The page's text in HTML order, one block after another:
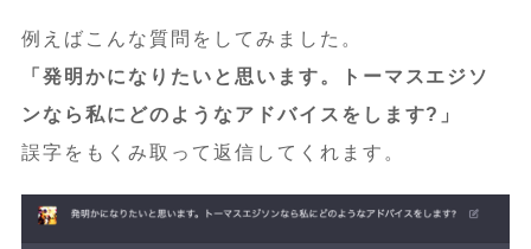
例えばこんな質問をしてみました。
「発明かになりたいと思います。トーマスエジソ
ンなら私にどのようなアドバイスをします?」
誤字をもくみ取って返信してくれます。